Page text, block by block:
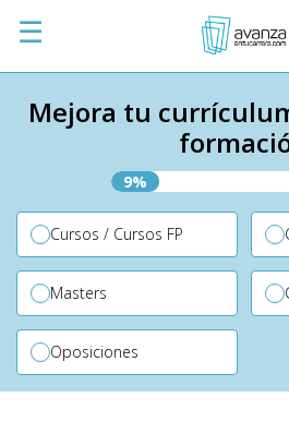
☰
Mejora tu
9%
Cursos / Cursos FP
Masters
Oposiciones